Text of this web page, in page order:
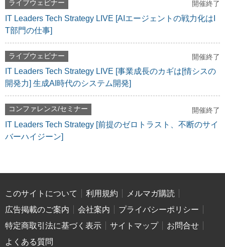
ライブウェビナー 開催終了
IT Leaders Tech Strategy LIVE [AIエージェントの戦力化はI
T部門の仕事]
ライブウェビナー 開催終了
IT Leaders Tech Strategy LIVE [事業成長のカギは[情シスの
開発力] 生成AI時代のシステム開発]
コンファレンス/セミナー 開催終了
IT Leaders Tech Strategy [前提のゼロトラスト、不断のサイ
バーハイジーン]
このサイトについて 利用規約
メルマガ購読
広告掲載のご案内
会社案内
プライバシーポリシー
特定商取引法に基づく表示
サイトマップ
お問合せ
よくある質問